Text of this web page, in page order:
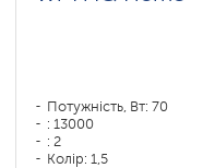
Потужність, Вт: 70
: 13000
: 2
Колір: 1,5